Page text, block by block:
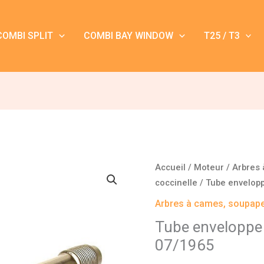
SPLIT COMBI BAY WINDOW T25 / T3
Accueil / Moteur /Arbres
coccinelle / Tube
Arbres à cames,
Tube
07/1965
quantité
de
Tube
Coccinelle
avant